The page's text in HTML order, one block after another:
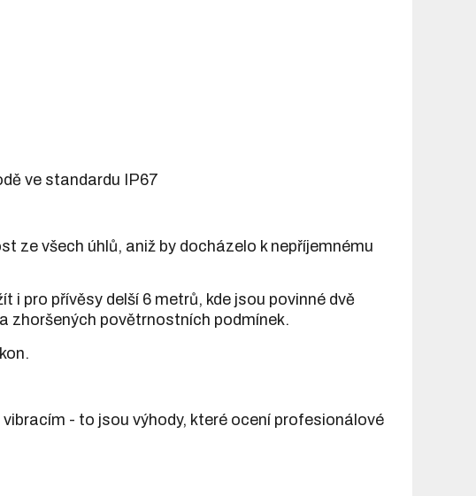
ve standardu IP67
ze všech úhlů, aniž by docházelo k nepříjemnému
i pro přívěsy delší 6 metrů, kde jsou povinné dvě
zhoršených povětrnostních podmínek.
- to jsou výhody, které ocení profesionálové